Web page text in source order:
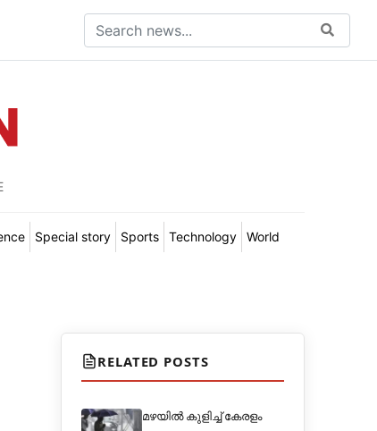
Special story Sports Technology World
RELATED POSTS
മഴയിൽ കുളിച്ച് കേരളം